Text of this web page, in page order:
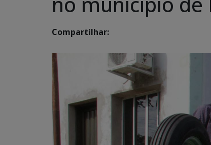
Compartilhar: